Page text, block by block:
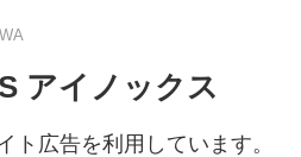
WA
アイノックス
広告を利用しています。